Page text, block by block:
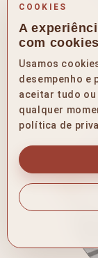
COOKIES
A
com
Usamos
desempenho e
aceitar tudo ou
qualquer
política de